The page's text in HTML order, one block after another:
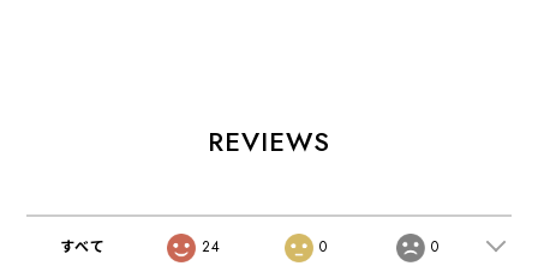
REVIEWS
すべて 24 0 0